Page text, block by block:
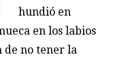
hundió en
en los labios
de no tener la